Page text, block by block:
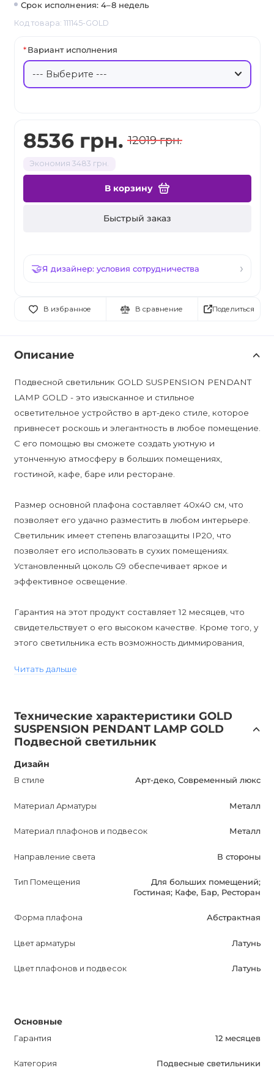
Срок исполнения: 4–8 недель
Код товара: 111145-GOLD
8536 грн. 12019 грн.
Экономия 3483 грн.
В корзину
Быстрый заказ
Я дизайнер: условия сотрудничества
В избранное В сравнение
Вариант исполнения
Поделиться
Описание
Подвесной светильник GOLD SUSPENSION PENDANT
LAMP GOLD - это изысканное и стильное
осветительное устройство в арт-деко стиле, которое
привнесет роскошь и элегантность в любое помещение.
С его помощью вы сможете создать уютную и
утонченную атмосферу в больших помещениях,
гостиной, кафе, баре или ресторане.
Размер основной плафона составляет 40х40 см, что
позволяет его удачно разместить в любом интерьере.
Светильник имеет степень влагозащиты IP20, что
позволяет его использовать в сухих помещениях.
Установленный цоколь G9 обеспечивает яркое и
эффективное освещение.
Гарантия на этот продукт составляет 12 месяцев, что
свидетельствует о его высоком качестве. Кроме того, у
этого светильника есть возможность диммирования,
декора, который добавит изысканности и
привлекательности вашему интерьеру. Он отлично
сочетается с различными стилями оформления и
станет украшением любого помещения.
комфортное освещение, но и станет украшением
вашего интерьера. Он добавит шик и роскошь в вашу
GOLD, вы получаете не только высокое качество и
светильник подойдет для больших помещений,
настоящей изюминкой интерьера.
Читать дальше
Технические характеристики GOLD
SUSPENSION PENDANT LAMP GOLD
Подвесной светильник
Дизайн
В стиле Арт-деко, Современный люкс
Материал Арматуры Металл
Материал плафонов и подвесок Металл
Направление света В стороны
Тип Помещения
Для больших помещений;
Гостиная; Кафе, Бар, Ресторан
Форма плафона Абстрактная
Цвет арматуры Латунь
Цвет плафонов и подвесок Латунь
Основные
Гарантия 12 месяцев
Категория Подвесные светильники